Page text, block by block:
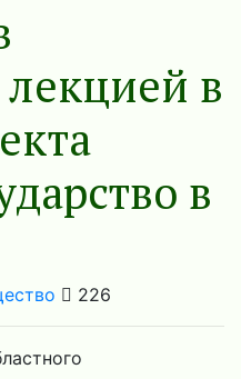
в
в
226